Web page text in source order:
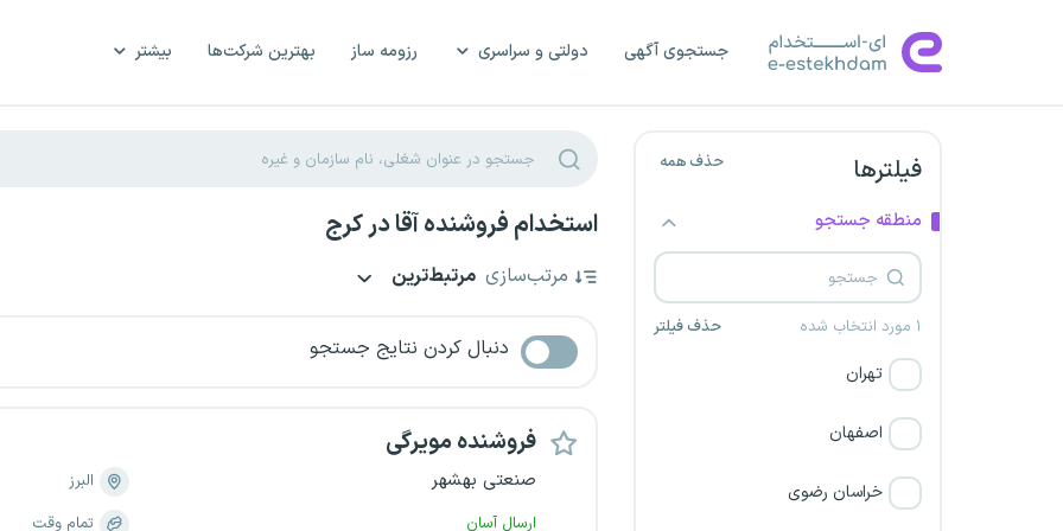
جستجوی آگهی دولتی و سراسری رزومه ساز بهترین شرکت‌ها بیشتر
فیلترها حذف همه
منطقه جستجو
۱ مورد انتخاب شده حذف فیلتر
تهران
اصفهان
خراسان رضوی
استخدام فروشنده آقا در کرج
مرتب‌سازی مرتبط‌ترین
دنبال کردن نتایج جستجو
فروشنده مویرگی
صنعتی بهشهر
ارسال آسان
البرز
تمام وقت